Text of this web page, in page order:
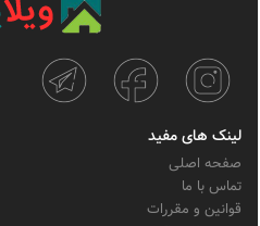
لینک های مفید
صفحه اصلی
تماس با ما
قوانین و مقررات